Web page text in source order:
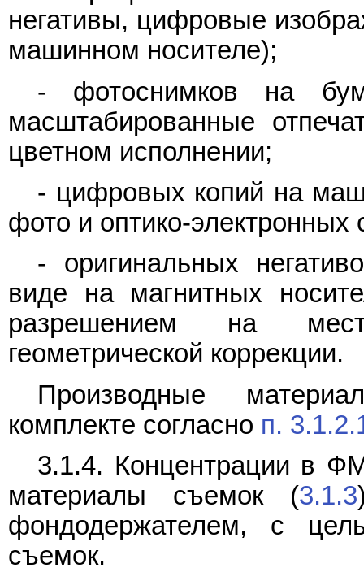
негативы, цифровые
машинном носителе);
- фотоснимков на
масштабированные
цветном исполнении;
- цифровых копий на
фото и оптико-электронных
- оригинальных
виде на магнитных
разрешением на
геометрической коррекции.
Производные
комплекте согласно п.
3.1.4. Концентрации в
материалы съемок (3.1.3
фондодержателем, с
съемок.